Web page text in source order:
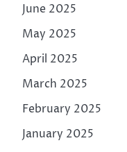
June 2025
May 2025
April 2025
March 2025
February 2025
January 2025